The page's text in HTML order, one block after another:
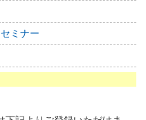
ミナー